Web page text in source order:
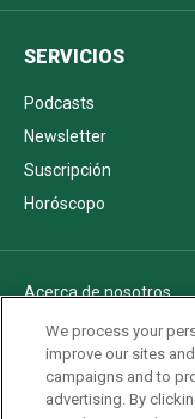
SERVICIOS
Podcasts
Newsletter
Suscripción
Horóscopo
Acerca de nosotros
Politica de privacidad
Pautas Editoriales
AdChoices
We process your
improve our sites
campaigns and to
advertising. By